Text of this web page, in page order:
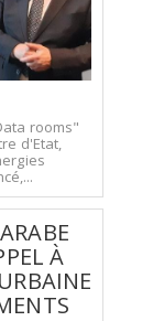
rooms"
d'Etat,
À